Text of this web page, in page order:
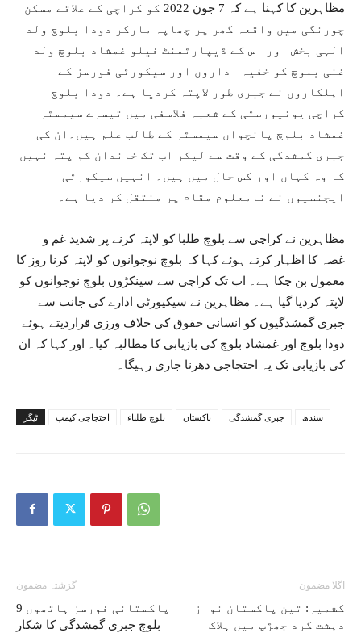
مظاہرین کا کہنا ہے کہ 7 جون 2022 کو کراچی کے علاقے مسکن
چورنگی میں واقعہ گھر پر چھاپہ مارکر دودا بلوچ ولد
الہی بخش اور اس کے ڈیپارٹمنٹ فیلو غمشاد بلوچ ولد
غنی بلوچ کو خفیہ اداروں اور سیکورٹی فورسز کے
اہلکاروں نے جبری طور لاپتہ کردیا ہے۔ دودا بلوچ
کراچی یونیورسٹی کے شعبہ فلاسفی میں تیسرے سیمسٹر
غمشاد بلوچ پانچواں سیمسٹر کے طالب علم ہیں۔ان کی
جبری گمشدگی کے وقت سے لیکر اب تک خاندان کو پتہ نہیں
کہ وہ کہاں اور کس حال میں ہیں۔ انہیں سیکورٹی
ایجنسیوں نے نامعلوم مقام پر منتقل کر دیا ہے۔
مظاہرین نے کراچی سے بلوچ طلبا کو لاپتہ کرنے پر شدید غم و
غصہ کا اظہار کرتے ہوئے کہا کہ بلوچ نوجوانوں کو لاپتہ کرنا روز کا
معمول بن چکا ہے۔ اب تک کراچی سے سینکڑوں بلوچ نوجوانوں کو
لاپتہ کردیا گیا ہے۔ مظاہرین نے سیکیورٹی ادارے کی جانب سے
جبری گمشدگیوں کو انسانی حقوق کی خلاف ورزی قراردیتے ہوئے
دودا بلوچ اور غمشاد بلوچ کی بازیابی کا مطالبہ کیا۔ اور کہا کہ ان
کی بازیابی تک یہ احتجاجی دھرنا جاری رہیگا۔
ٹیگز احتجاجی کیمپ بلوچ طلباء پاکستان جبری گمشدگی سندھ
گزشتہ مضمون
پاکستانی فورسز ہاتھوں 9
بلوچ جبری گمشدگی کا شکار
اگلا مضمون
کشمیر: تین پاکستان نواز
دہشت گرد جھڑپ میں ہلاک